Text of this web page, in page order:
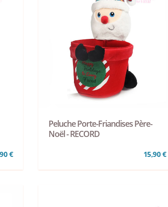
€
Peluche Porte-Friandises Père-
Noël - RECORD
15,90 €